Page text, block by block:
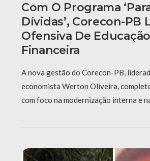
Com O Programa
Dívidas’, Corecon-PB
Ofensiva De Educação
Financeira
A nova gestão do Corecon-PB,
economista Werton Oliveira,
com foco na modernização interna e